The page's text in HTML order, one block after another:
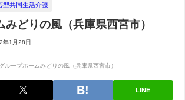
型共同生活介護
みどりの風（兵庫県西宮市）
年1月28日
LINE